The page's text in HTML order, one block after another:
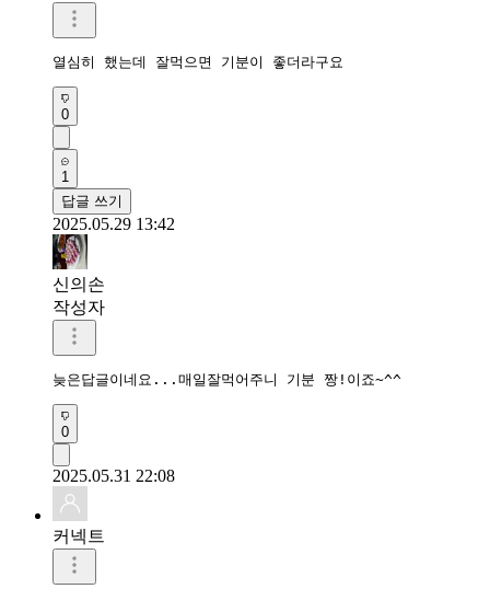
열심히 했는데 잘먹으면 기분이 좋더라구요
0
1
답글 쓰기
2025.05.29 13:42
신의손
작성자
늦은답글이네요...매일잘먹어주니 기분 짱!이죠~^^
0
2025.05.31 22:08
커넥트